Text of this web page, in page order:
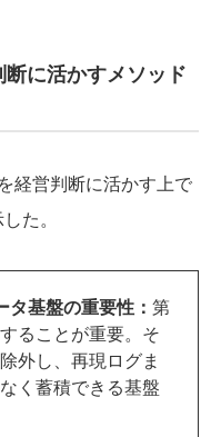
に活かすメソッド
経営判断に活かす上で
た。
基盤の重要性： 第
ることが重要。そ
外し、再現ログま
く蓄積できる基盤